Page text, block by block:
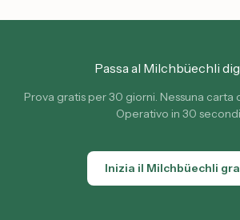
Passa al Milchbüechli
Prova gratis per 30 giorni. Nessuna carta
Operativo in 30
Inizia il Milchbüechli